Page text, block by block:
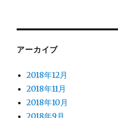
アーカイブ
2018年12月
2018年11月
2018年10月